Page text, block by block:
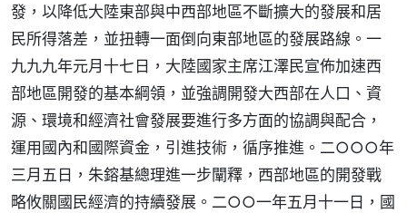
發，以降低大陸東部與中西部地區不斷擴大的發展和居
民所得落差，並扭轉一面倒向東部地區的發展路線。一
九九九年元月十七日，大陸國家主席江澤民宣佈加速西
部地區開發的基本綱領，並強調開發大西部在人口、資
源、環境和經濟社會發展要進行多方面的協調與配合，
運用國內和國際資金，引進技術，循序推進。二○○○年
三月五日，朱鎔基總理進一步闡釋，西部地區的開發戰
略攸關國民經濟的持續發展。二○○一年五月十一日，國